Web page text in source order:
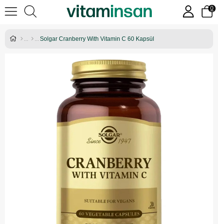
0
Solgar Cranberry With Vitamin C 60 Kapsül